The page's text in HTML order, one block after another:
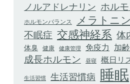
ノルアドレナリン ホル
ホルモンバランス メラトニン
不眠症 交感神経系 体
体臭 健康 健康管理 免疫力 加
成長ホルモン 昼寝 概日リ
生活習慣 生活習慣病 睡眠